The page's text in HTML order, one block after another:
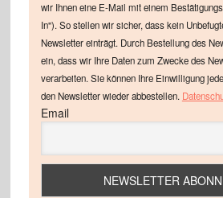
wir Ihnen eine E-Mail mit einem
In"). So stellen wir sicher, dass kein
Newsletter einträgt. Durch Bestellung des
ein, dass wir Ihre Daten zum Zwecke des
verarbeiten. Sie können Ihre Einwilligung
den Newsletter wieder abbestellen.
Email